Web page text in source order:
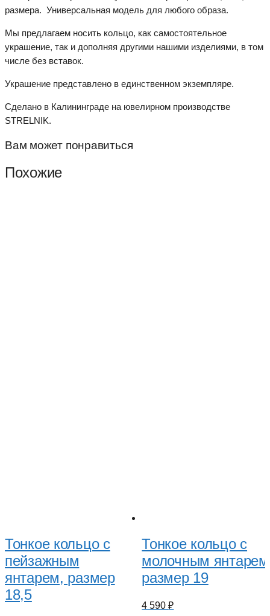
размера. Универсальная модель для любого образа.
Мы предлагаем носить кольцо, как самостоятельное
украшение, так и дополняя другими нашими изделиями, в том
числе без вставок.
Украшение представлено в единственном экземпляре.
Сделано в Калининграде на ювелирном производстве
STRELNIK.
Вам может понравиться
Похожие
Тонкое кольцо с
пейзажным
янтарем, размер
18,5
Тонкое кольцо с
молочным
размер 19
4 590₽